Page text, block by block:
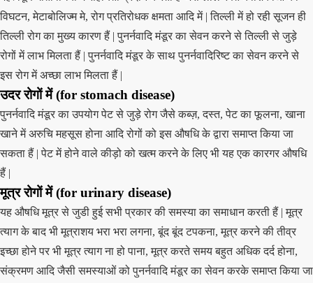
विघटन, मेटाबोलिज्म मे, रोग प्रतिरोधक क्षमता आदि में | तिल्ली में हो रही सूजन ही
तिल्ली रोग का मुख्य कारण हैं | पुनर्नवादि मंडूर का सेवन करने से तिल्ली से जुड़े
रोगों में लाभ मिलता हैं | पुनर्नवादि मंडूर के साथ पुनर्नवादिरिष्ट का सेवन करने से
इस रोग में अच्छा लाभ मिलता हैं |
उदर रोगों में (for stomach disease)
पुनर्नवादि मंडूर का उपयोग पेट से जुड़े रोग जैसे कब्ज़, दस्त, पेट का फूलना, खाना
खाने में अरुचि महसूस होना आदि रोगों को इस औषधि के द्वारा समाप्त किया जा
सकता हैं | पेट में होने वाले कीड़ो को खत्म करने के लिए भी यह एक कारगर औषधि
हैं |
मूत्र रोगों में (for urinary disease)
यह औषधि मूत्र से जुडी हुई सभी प्रकार की समस्या का समाधान करती हैं | मूत्र
त्याग के बाद भी मूत्राशय भरा भरा लगना, बूंद बूंद टपकना, मूत्र करने की तीव्र
इच्छा होने पर भी मूत्र त्याग ना हो पाना, मूत्र करते समय बहुत अधिक दर्द होना,
संक्रमण आदि जैसी समस्याओं को पुनर्नवादि मंडूर का सेवन करके समाप्त किया जा